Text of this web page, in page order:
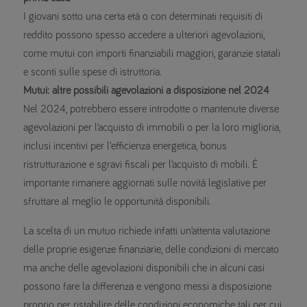
I giovani sotto una certa età o con determinati requisiti di
reddito possono spesso accedere a ulteriori agevolazioni,
come mutui con importi finanziabili maggiori, garanzie statali
e sconti sulle spese di istruttoria.
Mutui: altre possibili agevolazioni a disposizione nel 2024
Nel 2024, potrebbero essere introdotte o mantenute diverse
agevolazioni per l’acquisto di immobili o per la loro miglioria,
inclusi incentivi per l’efficienza energetica, bonus
ristrutturazione e sgravi fiscali per l’acquisto di mobili. È
importante rimanere aggiornati sulle novità legislative per
sfruttare al meglio le opportunità disponibili.
La scelta di un mutuo richiede infatti un’attenta valutazione
delle proprie esigenze finanziarie, delle condizioni di mercato
ma anche delle agevolazioni disponibili che in alcuni casi
possono fare la differenza e vengono messi a disposizione